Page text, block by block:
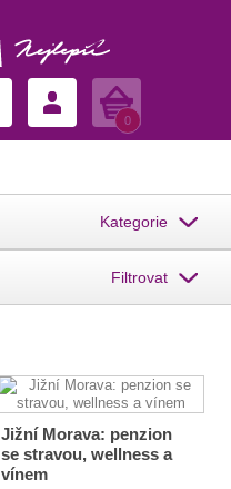
Košík
0
Kategorie
Filtrovat
Jižní Morava: penzion
se stravou, wellness a
vínem